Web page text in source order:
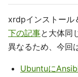
xrdpインストール
下の記事と大体同
異なるため、今回
Ubuntuに